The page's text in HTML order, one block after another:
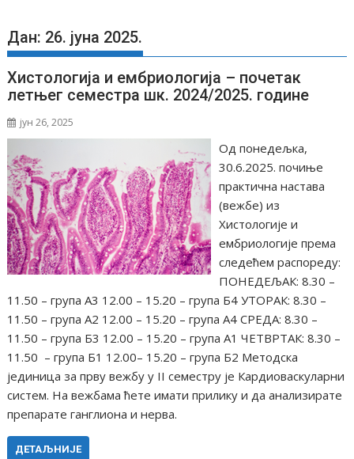
Дан: 26. јуна 2025.
Хистологија и ембриологија – почетак
летњег семестра шк. 2024/2025. године
јун 26, 2025
Од понедељка,
30.6.2025. почиње
практична настава
(вежбе) из
Хистологије и
ембриологије према
следећем распореду:
ПОНЕДЕЉАК: 8.30 –
11.50 – група А3 12.00 – 15.20 – група Б4 УТОРАК: 8.30 –
11.50 – група А2 12.00 – 15.20 – група А4 СРЕДА: 8.30 –
11.50 – група Б3 12.00 – 15.20 – група А1 ЧЕТВРТАК: 8.30 –
11.50 – група Б1 12.00– 15.20 – група Б2 Методска
јединица за прву вежбу у II семестру је Кардиоваскуларни
систем. На вежбама ћете имати прилику и да анализирате
препарате ганглиона и нерва.
ДЕТАЉНИЈЕ